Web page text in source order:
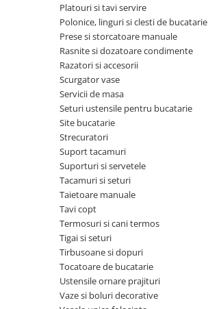
Paie si decoratiuni cocktail
Pensule, spatule si teluri bucatarie
Platouri si tavi servire
Polonice, linguri si clesti de
Prese si storcatoare manuale
Rasnite si dozatoare condimente
Razatori si accesorii
Scurgator vase
Servicii de masa
Seturi ustensile pentru bucatarie
Site bucatarie
Strecuratori
Suport tacamuri
Odorizant toaleta
Organizare si depozitare
Saci Menajeri
Silicon, spume si solutii tehnice
Solutie curatat covoare
Solutii anticalcar
Solutii curatare pete
Solutii curatat geamuri
Solutii desfundat tevi
Solutii dezinfectante
Solutii intretinere textile
Solutii suprafete baie
Solutii suprafete bucatarie
Spalare si intretinere rufe
Platouri si tavi servire
Polonice, linguri si clesti de bucatarie
Prese si storcatoare manuale
Rasnite si dozatoare condimente
Razatori si accesorii
Scurgator vase
Servicii de masa
Seturi ustensile pentru bucatarie
Site bucatarie
Strecuratori
Suport tacamuri
Suporturi si servetele
Tacamuri si seturi
Taietoare manuale
Tavi copt
Termosuri si cani termos
Tigai si seturi
Tirbusoane si dopuri
Tocatoare de bucatarie
Ustensile ornare prajituri
Vaze si boluri decorative